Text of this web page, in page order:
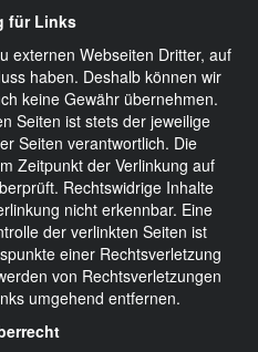
für Links
externen Webseiten Dritter, auf
haben. Deshalb können wir
keine Gewähr übernehmen.
Seiten ist stets der jeweilige
Seiten verantwortlich. Die
Zeitpunkt der Verlinkung auf
Rechtswidrige Inhalte
nicht erkennbar. Eine
der verlinkten Seiten ist
einer Rechtsverletzung
von Rechtsverletzungen
umgehend entfernen.